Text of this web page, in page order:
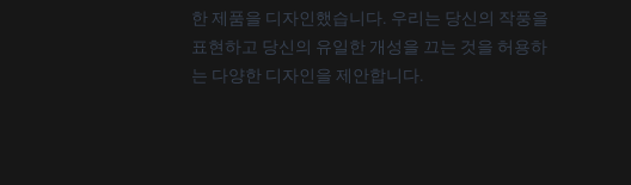
한 제품을 디자인했습니다. 우리는 당신의 작풍을
표현하고 당신의 유일한 개성을 끄는 것을 허용하
는 다양한 디자인을 제안합니다.